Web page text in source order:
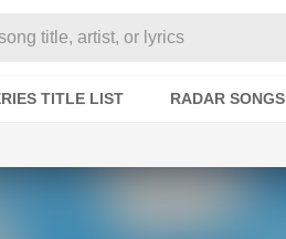
title, artist, or lyrics
TITLE LIST RADAR SONGS